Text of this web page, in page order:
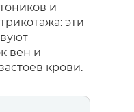
и
эти
вен и
крови.